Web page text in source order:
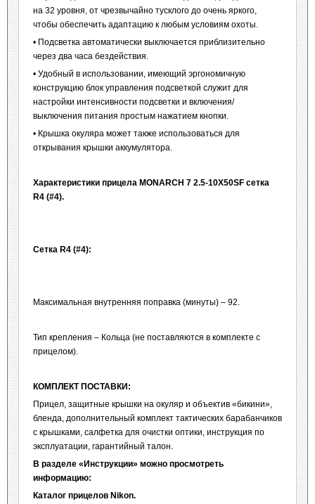
на 32 уровня, от чрезвычайно тусклого до очень яркого,
чтобы обеспечить адаптацию к любым условиям охоты.
• Подсветка автоматически выключается приблизительно
через два часа бездействия.
• Удобный в использовании, имеющий эргономичную
конструкцию блок управления подсветкой служит для
настройки интенсивности подсветки и включения/
выключения питания простым нажатием кнопки.
• Крышка окуляра может также использоваться для
открывания крышки аккумулятора.
Характеристики прицела MONARCH 7 2.5-10X50SF сетка
R4 (#4).
Сетка R4 (#4):
Максимальная внутренняя поправка (минуты) – 92.
Тип крепления – Кольца (не поставляются в комплекте с
прицелом).
КОМПЛЕКТ ПОСТАВКИ:
Прицел, защитные крышки на окуляр и объектив «бикини»,
бленда, дополнительный комплект тактических барабанчиков
с крышками, салфетка для очистки оптики, инструкция по
эксплуатации, гарантийный талон.
В разделе «Инструкции» можно просмотреть
информацию:
Каталог прицелов Nikon.